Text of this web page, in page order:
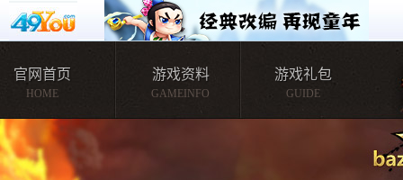
官网首页
HOME
游戏资料
GAMEINFO
游戏礼包
GUIDE